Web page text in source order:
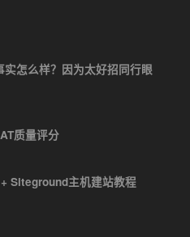
实怎么样？因为太好招同行眼
质量评分
Siteground主机建站教程